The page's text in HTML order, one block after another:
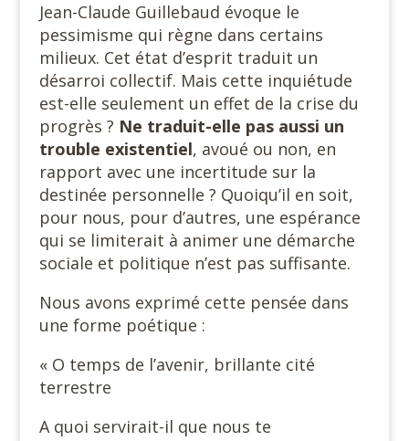
Jean-Claude Guillebaud évoque le
pessimisme qui règne dans certains
milieux. Cet état d’esprit traduit un
désarroi collectif. Mais cette inquiétude
est-elle seulement un effet de la crise du
progrès ? Ne traduit-elle pas aussi un
trouble existentiel, avoué ou non, en
rapport avec une incertitude sur la
destinée personnelle ? Quoiqu’il en soit,
pour nous, pour d’autres, une espérance
qui se limiterait à animer une démarche
sociale et politique n’est pas suffisante.
Nous avons exprimé cette pensée dans
une forme poétique :
« O temps de l’avenir, brillante cité
terrestre
A quoi servirait-il que nous te